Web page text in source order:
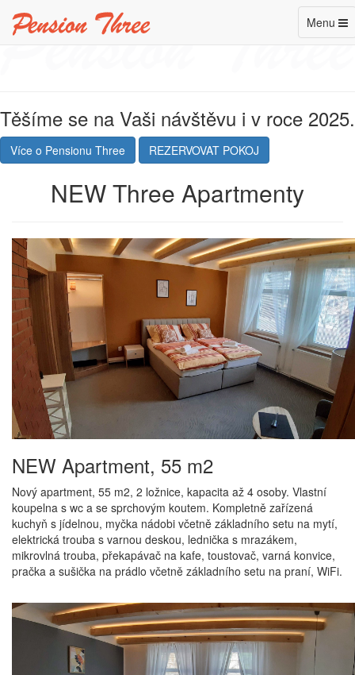
ve Františkových Lázních
Toggle
Menu
Těšíme se na Vaši návštěvu i v roce 2025.
Více o Pensionu Three REZERVOVAT POKOJ
NEW Three Apartmenty
NEW Apartment, 55 m2
Nový apartment, 55 m2, 2 ložnice, kapacita až 4 osoby. Vlastní
koupelna s wc a se sprchovým koutem. Kompletně zařízená
kuchyň s jídelnou, myčka nádobi včetně základního setu na mytí,
elektrická trouba s varnou deskou, lednička s mrazákem,
mikrovlná trouba, překapávač na kafe, toustovač, varná konvice,
pračka a sušička na prádlo včetně základního setu na praní, WiFi.